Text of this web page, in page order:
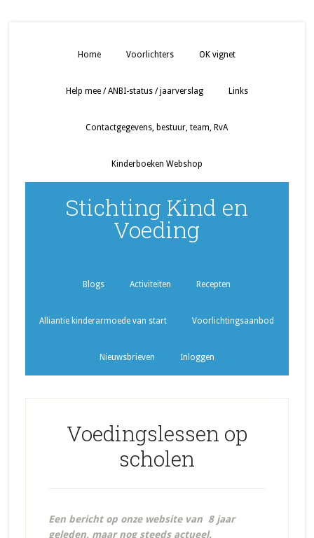
Home Voorlichters OK vignet
Help mee / ANBI-status / jaarverslag Links
Contactgegevens, bestuur, team, RvA
Kinderboeken Webshop
Stichting Kind en
Voeding
Blogs Activiteiten Recepten
Alliantie kinderarmoede van start Voorlichtingsaanbod
Nieuwsbrieven Inloggen
Voedingslessen op
scholen
Een bericht op onze website van 8 jaar
geleden, maar nog steeds actueel.